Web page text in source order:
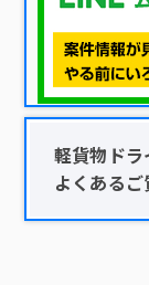
軽貨物ドラ
よくあるご